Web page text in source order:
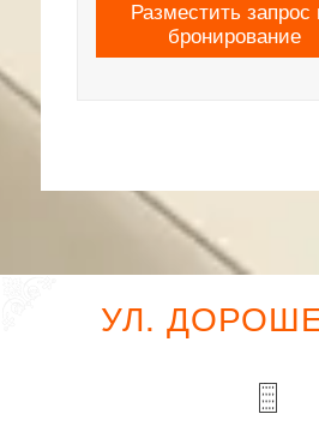
Разместить запрос
бронирование
УЛ.